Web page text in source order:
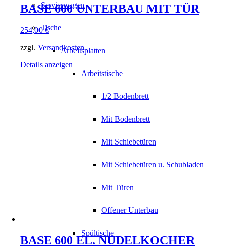
Servierwagen
Tische
Arbeitsplatten
Arbeitstische
1/2 Bodenbrett
Mit Bodenbrett
Mit Schiebetüren
Mit Schiebetüren u. Schubladen
Mit Türen
Offener Unterbau
Spültische
BASE 600 UNTERBAU MIT TÜR
254,00€
zzgl. Versandkosten
Details anzeigen
BASE 600 EL. NUDELKOCHER